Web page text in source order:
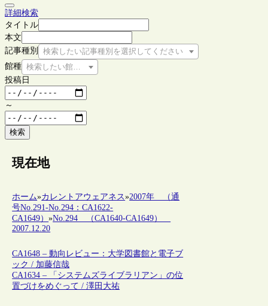
詳細検索
タイトル
本文
記事種別
検索したい記事種別を選択してください
館種 検索したい館種を選択してください
投稿日
～
検索
現在地
ホーム»カレントアウェアネス»2007年 （通
号No.291-No.294：CA1622-
CA1649）»No.294 （CA1640-CA1649）
2007.12.20
CA1648 – 動向レビュー：大学図書館と電子ブ
ック / 加藤信哉
CA1634 – 「システムズライブラリアン」の位
置づけをめぐって / 澤田大祐